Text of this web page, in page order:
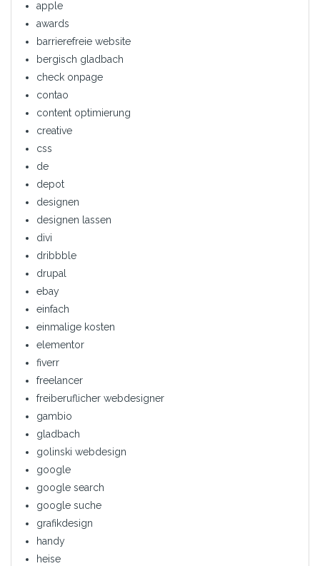
apple
awards
barrierefreie website
bergisch gladbach
check onpage
contao
content optimierung
creative
css
de
depot
designen
designen lassen
divi
dribbble
drupal
ebay
einfach
einmalige kosten
elementor
fiverr
freelancer
freiberuflicher webdesigner
gambio
gladbach
golinski webdesign
google
google search
google suche
grafikdesign
handy
heise